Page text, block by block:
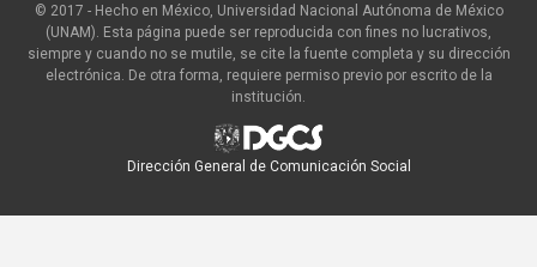
© 2017 - Hecho en México, Universidad Nacional Autónoma de México
(UNAM). Esta página puede ser reproducida con fines no lucrativos,
siempre y cuando no se mutile, se cite la fuente completa y su dirección
electrónica. De otra forma, requiere permiso previo por escrito de la
institución.
Dirección General de Comunicación Social